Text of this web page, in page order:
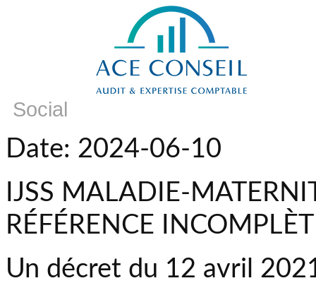
Social
Date: 2024-06-10
IJSS MALADIE-
RÉFÉRENCE
Un décret du 12 avril